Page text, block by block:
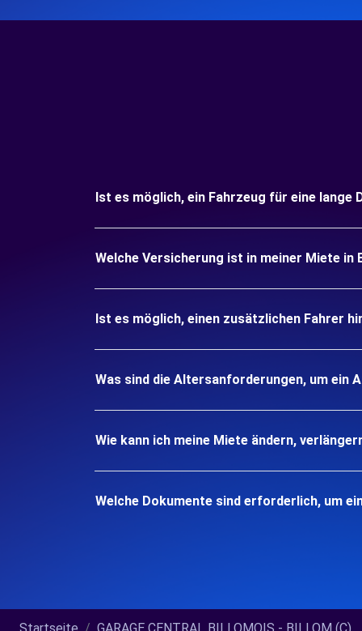
Ist es möglich, ein Fahrzeug für eine lange
Welche Versicherung ist in meiner Miete in
Ist es möglich, einen zusätzlichen Fahrer
Was sind die Altersanforderungen, um ein
Wie kann ich meine Miete ändern,
Welche Dokumente sind erforderlich, um